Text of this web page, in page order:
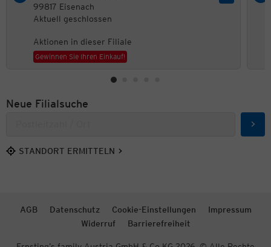
99817 Eisenach
Aktuell geschlossen
Aktionen in dieser Filiale
Gewinnen Sie Ihren Einkauf!
Neue Filialsuche
STANDORT ERMITTELN
AGB Datenschutz Cookie-Einstellungen
Impressum
Widerruf
Barrierefreiheit